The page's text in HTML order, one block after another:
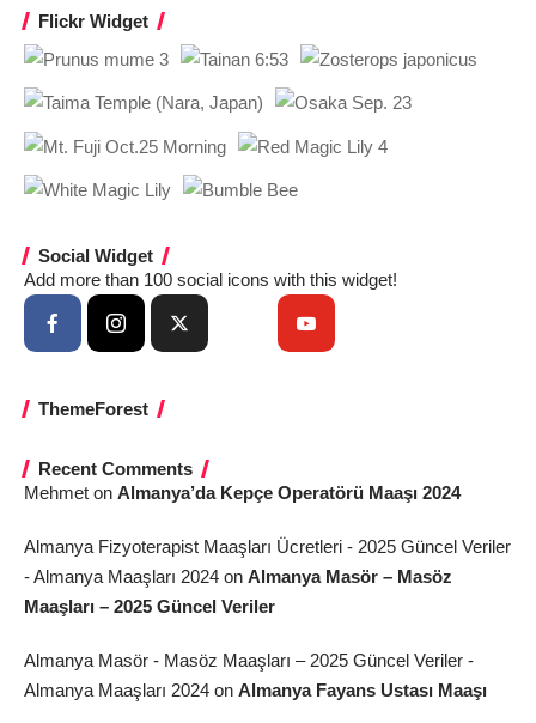
Flickr Widget
Social Widget
Add more than 100 social icons with this widget!
ThemeForest
Recent Comments
Mehmet on Almanya’da Kepçe Operatörü Maaşı 2024
Almanya Fizyoterapist Maaşları Ücretleri - 2025 Güncel Veriler
- Almanya Maaşları 2024 on Almanya Masör – Masöz
Maaşları – 2025 Güncel Veriler
Almanya Masör - Masöz Maaşları – 2025 Güncel Veriler -
Almanya Maaşları 2024 on Almanya Fayans Ustası Maaşı